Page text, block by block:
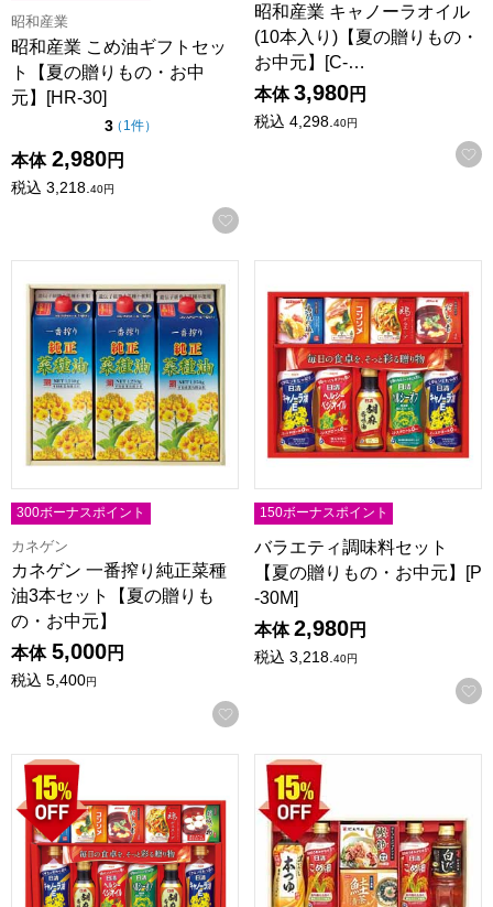
昭和産業
昭和産業 こめ油ギフトセッ
ト【夏の贈りもの・お中
元】[HR-30]
3点（5点満点中）
（ 1件の評価
）
本体 2,980円
税込 3,218.40円
お気に入りに登録する
昭和産業 キャノーラオイル
(10本入り)【夏の贈りもの・
お中元】[C-…
本体 3,980円
税込 4,298. 40円
300ボーナスポイント
カネゲン
カネゲン 一番搾り純正菜種
油3本セット【夏の贈りも
の・お中元】
本体 5,000円
税込 5,400円
お気に入りに登録する
150ボーナスポイント
バラエティ調味料セット
【夏の贈りもの・お中元】[P
-30M]
本体 2,980円
税込 3,218. 40円
バラエティ調味料セット【夏の贈りもの・お中元】[P-40M]
にんべん＆日清オイルバラ